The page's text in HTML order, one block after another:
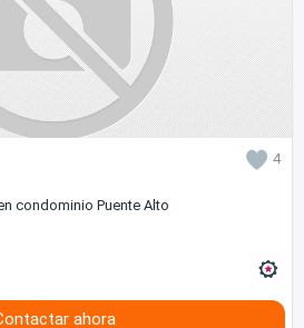
4
condominio Puente Alto
ahora